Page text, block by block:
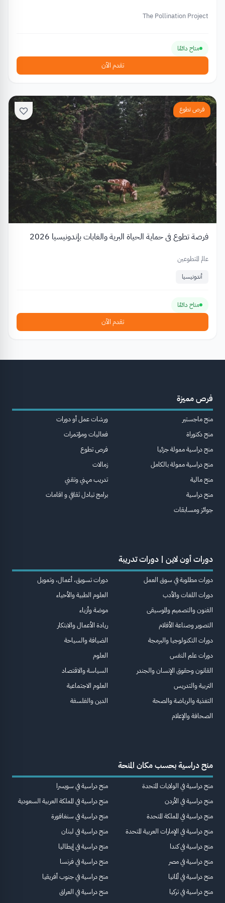
The Pollination Project
متاح دائمًا
تقدم الآن
فرص تطوع
فرصة تطوع في حماية الحياة البرية والغابات بإندونيسيا 2026
عالم المتطوعين
أندونيسيا
متاح دائمًا
تقدم الآن
فرص مميزة
منح ماجستير
منح دكتوراة
منح دراسية ممولة جزئيا
منح دراسية ممولة بالكامل
منح مالية
منح دراسية
جوائز ومسابقات
ورشات عمل أو دورات
فعاليات ومؤتمرات
فرص تطوع
زمالات
تدريب مهني وتقني
برامج تبادل ثقافي و اقامات
دورات أون لاين | دورات تدريبة
دورات مطلوبة في سوق العمل
دورات اللغات والأدب
الفنون والتصميم والموسيقى
التصوير وصناعة الأفلام
دورات التكنولوجيا والبرمجة
دورات علم النفس
القانون وحقوق الإنسان والجندر
التربية والتدريس
التغذية والرياضة والصحة
الصحافة والإعلام
دورات تسويق، أعمال، وتمويل
العلوم الطبية والأحياء
موضة وأزياء
ريادة الأعمال والابتكار
الضيافة والسياحة
العلوم
السياسة والاقتصاد
العلوم الاجتماعية
الدين والفلسفة
منح دراسية بحسب مكان المنحة
منح دراسية في الولايات المتحدة
منح دراسية في الأردن
منح دراسية في المملكة المتحدة
منح دراسية في الإمارات العربية المتحدة
منح دراسية في كندا
منح دراسية في مصر
منح دراسية في ألمانيا
منح دراسية في تركيا
منح دراسية في سويسرا
منح دراسية في المملكة العربية السعودية
منح دراسية في سنغافورة
منح دراسية في لبنان
منح دراسية في إيطاليا
منح دراسية في فرنسا
منح دراسية في جنوب أفريقيا
منح دراسية في العراق